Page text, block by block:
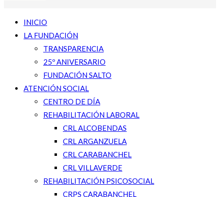
INICIO
LA FUNDACIÓN
TRANSPARENCIA
25º ANIVERSARIO
FUNDACIÓN SALTO
ATENCIÓN SOCIAL
CENTRO DE DÍA
REHABILITACIÓN LABORAL
CRL ALCOBENDAS
CRL ARGANZUELA
CRL CARABANCHEL
CRL VILLAVERDE
REHABILITACIÓN PSICOSOCIAL
CRPS CARABANCHEL